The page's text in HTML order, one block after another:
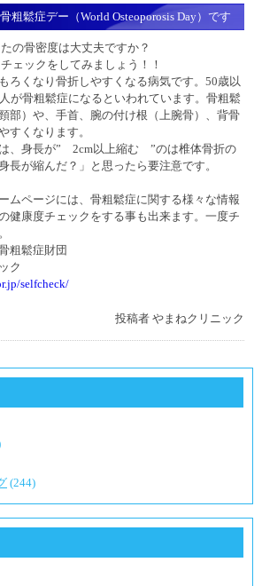
粗鬆症デー（World Osteoporosis Day）です
の骨密度は大丈夫ですか？
ェックをしてみましょう！！
くなり骨折しやすくなる病気です。50歳以
が骨粗鬆症になるといわれています。骨粗鬆
部）や、手首、腕の付け根（上腕骨）、背骨
すくなります。
、身長が” 2cm以上縮む ”のは椎体骨折の
長が縮んだ？」と思ったら要注意です。
ページには、骨粗鬆症に関する様々な情報
健康度チェックをする事も出来ます。一度チ
鬆症財団
ク
selfcheck/
投稿者 やまねクリニック
(244)